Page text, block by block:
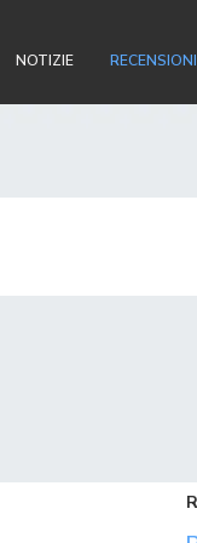
NOTIZIE RECENSIONI